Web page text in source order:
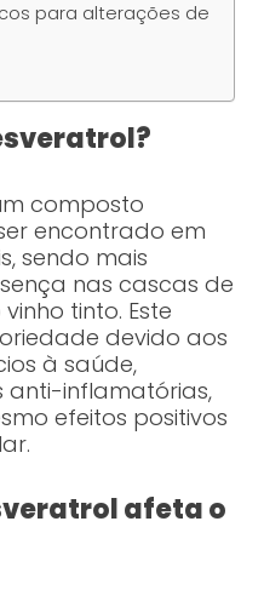
para alterações de
composto
encontrado em
sendo mais
nas cascas de
tinto. Este
devido aos
à saúde,
anti-inflamatórias,
efeitos positivos
afeta o